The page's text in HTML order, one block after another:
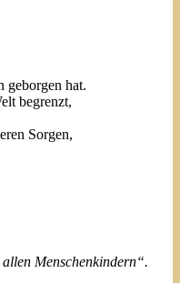
geborgen hat.
begrenzt,
Sorgen,
Menschenkindern“.